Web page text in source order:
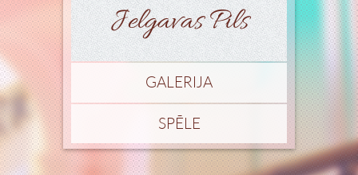
Jelgavas Pils
GALERIJA
SPĒLE